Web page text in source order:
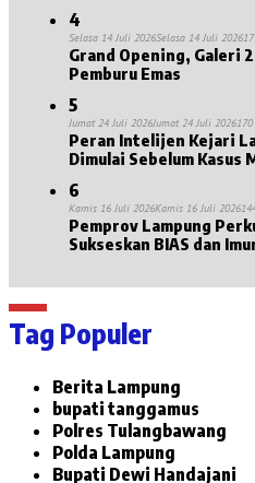
4
Selasa 14 Juli 2026Selasa 14 Juli 2026
Grand Opening, Galeri
Pemburu Emas
5
Jumat 24 Juli 2026Jumat 24 Juli 2026
Peran Intelijen Kejari
Dimulai Sebelum Kasus
6
Kamis 16 Juli 2026Kamis 16 Juli 2026
Pemprov Lampung
Sukseskan BIAS dan
Tag Populer
Berita Lampung
bupati tanggamus
Polres Tulangbawang
Polda Lampung
Bupati Dewi Handajani